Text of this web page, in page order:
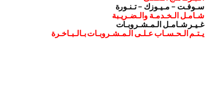
سـوفـت – مـيـوزك – تـنـورة
شـامـل الـخـدمـة والـضـريـبة
غـيـر شـامـل الـمـشـروبـات
يـتـم الـحـسـاب عـلـى الـمـشـروبـات بـالـبـاخـرة